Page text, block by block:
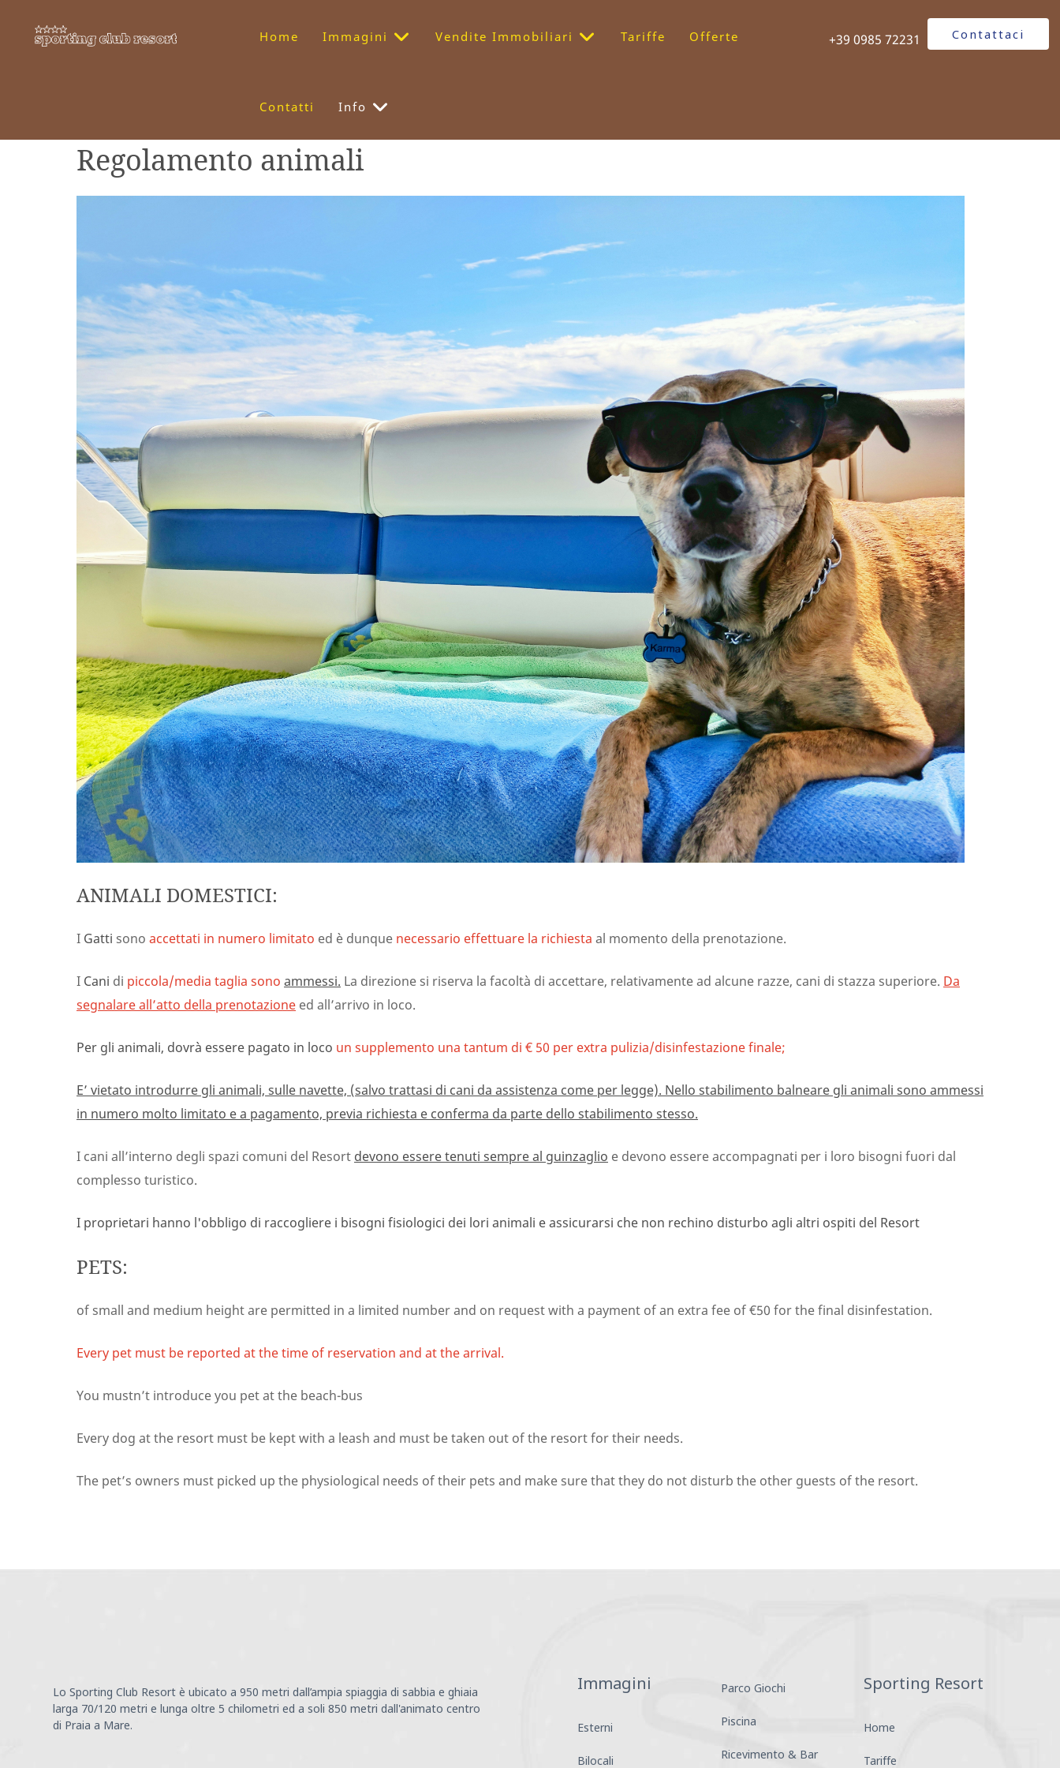
Home Immagini Vendite Immobiliari Tariffe Offerte
Contatti Info
+39 0985 72231 Contattaci
Regolamento animali
ANIMALI DOMESTICI:
I Gatti sono accettati in numero limitato ed è dunque necessario effettuare la richiesta al momento della prenotazione.
I Cani di piccola/media taglia sono ammessi. La direzione si riserva la facoltà di accettare, relativamente ad alcune razze, cani di stazza superiore. Da
segnalare all’atto della prenotazione ed all’arrivo in loco.
Per gli animali, dovrà essere pagato in loco un supplemento una tantum di € 50 per extra pulizia/disinfestazione finale;
E’ vietato introdurre gli animali, sulle navette, (salvo trattasi di cani da assistenza come per legge). Nello stabilimento balneare gli animali sono ammessi
in numero molto limitato e a pagamento, previa richiesta e conferma da parte dello stabilimento stesso.
I cani all’interno degli spazi comuni del Resort devono essere tenuti sempre al guinzaglio e devono essere accompagnati per i loro bisogni fuori dal
complesso turistico.
I proprietari hanno l'obbligo di raccogliere i bisogni fisiologici dei lori animali e assicurarsi che non rechino disturbo agli altri ospiti del Resort
PETS:
of small and medium height are permitted in a limited number and on request with a payment of an extra fee of €50 for the final disinfestation.
Every pet must be reported at the time of reservation and at the arrival.
You mustn’t introduce you pet at the beach-bus
Every dog at the resort must be kept with a leash and must be taken out of the resort for their needs.
The pet’s owners must picked up the physiological needs of their pets and make sure that they do not disturb the other guests of the resort.
Lo Sporting Club Resort è ubicato a 950 metri dall’ampia spiaggia di sabbia e ghiaia
larga 70/120 metri e lunga oltre 5 chilometri ed a soli 850 metri dall'animato centro
di Praia a Mare.
Immagini
Esterni
Bilocali
Parco Giochi
Piscina
Ricevimento & Bar
Sporting Resort
Home
Tariffe